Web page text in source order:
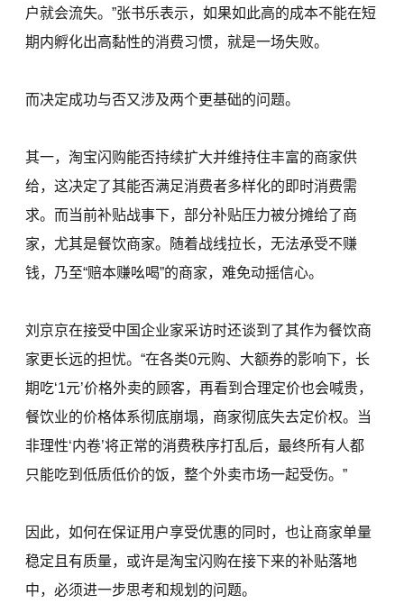
户就会流失。”张书乐表示，如果如此高的成本不能在短
期内孵化出高黏性的消费习惯，就是一场失败。
而决定成功与否又涉及两个更基础的问题。
其一，淘宝闪购能否持续扩大并维持住丰富的商家供
给，这决定了其能否满足消费者多样化的即时消费需
求。而当前补贴战事下，部分补贴压力被分摊给了商
家，尤其是餐饮商家。随着战线拉长，无法承受不赚
钱，乃至“赔本赚吆喝”的商家，难免动摇信心。
刘京京在接受中国企业家采访时还谈到了其作为餐饮商
家更长远的担忧。“在各类0元购、大额券的影响下，长
期吃‘1元’价格外卖的顾客，再看到合理定价也会喊贵，
餐饮业的价格体系彻底崩塌，商家彻底失去定价权。当
非理性‘内卷’将正常的消费秩序打乱后，最终所有人都
只能吃到低质低价的饭，整个外卖市场一起受伤。”
因此，如何在保证用户享受优惠的同时，也让商家单量
稳定且有质量，或许是淘宝闪购在接下来的补贴落地
中，必须进一步思考和规划的问题。